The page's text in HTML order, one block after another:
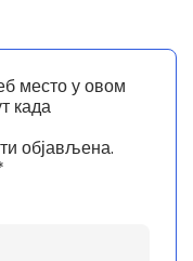
објављена.
место у овом
када